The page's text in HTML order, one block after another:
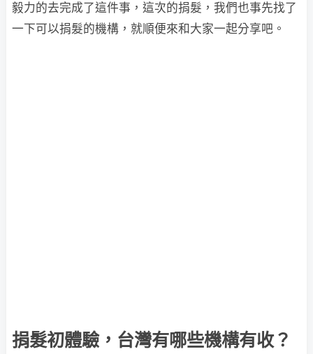
毅力的去完成了這件事，這次的捐髮，我們也事先找了
一下可以捐髮的機構，就順便來和大家一起分享吧。
捐髮初體驗，台灣有哪些機構有收？